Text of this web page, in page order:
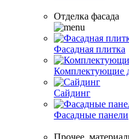
Отделка фасада
Фасадная плитка
Комплектующие
Сайдинг
Фасадные панели
Прочее,